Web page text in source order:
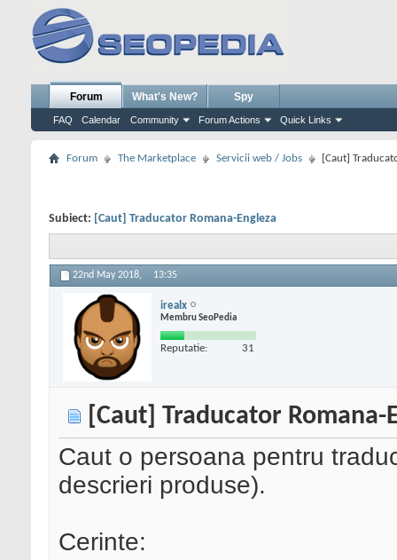
Forum
FAQ Calendar Community Forum Actions Quick Links
What's New? Spy
Forum The Marketplace Servicii web / Jobs [Caut]
Subiect: [Caut] Traducator Romana-Engleza
22nd May 2018, 13:35
irealx
Membru SeoPedia
Reputatie: 31
[Caut] Traducator Romana-
Caut o persoana pentru
descrieri produse).
Cerinte: